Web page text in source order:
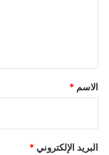
*
الاسم *
البريد الإلكتروني *